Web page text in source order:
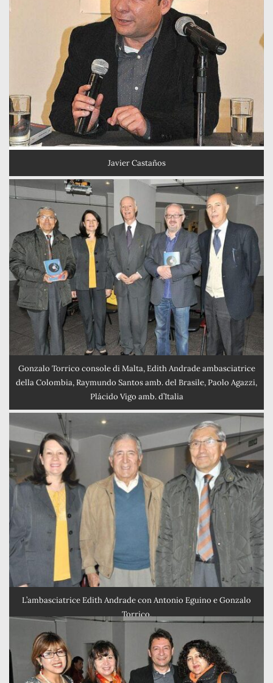
Javier Castaños
Gonzalo Torrico console di Malta, Edith Andrade ambasciatrice
della Colombia, Raymundo Santos amb. del Brasile, Paolo Agazzi,
Plácido Vigo amb. d’Italia
L’ambasciatrice Edith Andrade con Antonio Eguino e Gonzalo
Torrico.